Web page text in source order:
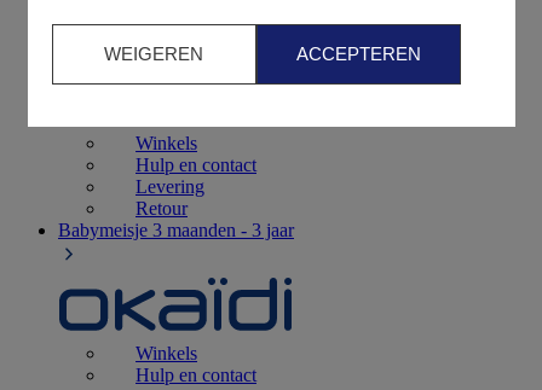
Geboorte0 - 12 maanden
Winkels
Hulp en contact
Levering
Retour
Babymeisje 3 maanden - 3 jaar
Winkels
Hulp en contact
WEIGEREN ACCEPTEREN